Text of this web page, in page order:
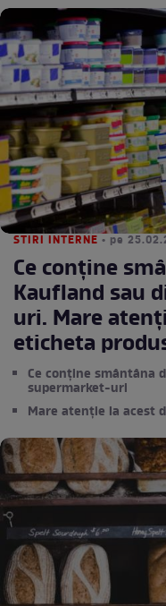
STIRI INTERNE • pe
Ce conține
Kaufland sau
uri. Mare
eticheta
Ce conține smântâna
supermarket-uri
Mare atenție la acest